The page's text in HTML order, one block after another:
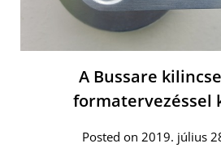
A Bussare
formatervezéssel
Posted on 2019. július